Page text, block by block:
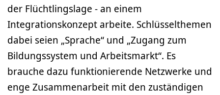
der Flüchtlingslage - an einem
Integrationskonzept arbeite. Schlüsselthemen
dabei seien „Sprache“ und „Zugang zum
Bildungssystem und Arbeitsmarkt“. Es
brauche dazu funktionierende Netzwerke und
enge Zusammenarbeit mit den zuständigen